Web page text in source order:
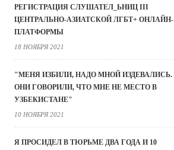
РЕГИСТРАЦИЯ СЛУШАТЕЛ_ЬНИЦ III
ЦЕНТРАЛЬНО-АЗИАТСКОЙ ЛГБТ+ ОНЛАЙН-
ПЛАТФОРМЫ
18 НОЯБРЯ 2021
"МЕНЯ ИЗБИЛИ, НАДО МНОЙ ИЗДЕВАЛИСЬ.
ОНИ ГОВОРИЛИ, ЧТО МНЕ НЕ МЕСТО В
УЗБЕКИСТАНЕ"
10 НОЯБРЯ 2021
Я ПРОСИДЕЛ В ТЮРЬМЕ ДВА ГОДА И 10